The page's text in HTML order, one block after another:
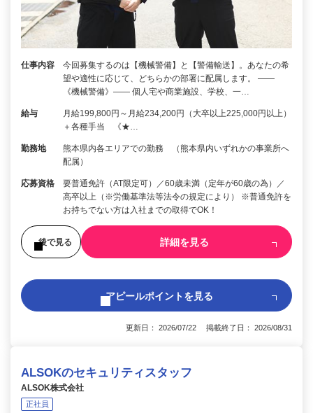
仕事内容
今回募集するのは【機械警備】と【警備輸送】。あなたの希
望や適性に応じて、どちらかの部署に配属します。 ――
《機械警備》―― 個人宅や商業施設、学校、一…
給与
月給199,800円～月給234,200円（大卒以上225,000円以上）
＋各種手当 《★…
勤務地
熊本県内各エリアでの勤務 （熊本県内いずれかの事業所へ
配属）
応募資格
要普通免許（AT限定可）／60歳未満（定年が60歳の為）／
高卒以上（※労働基準法等法令の規定により） ※普通免許を
お持ちでない方は入社までの取得でOK！
後で見る 詳細を見る
アピールポイントを見る
更新日： 2026/07/22 掲載終了日： 2026/08/31
ALSOKのセキュリティスタッフ
ALSOK株式会社
正社員